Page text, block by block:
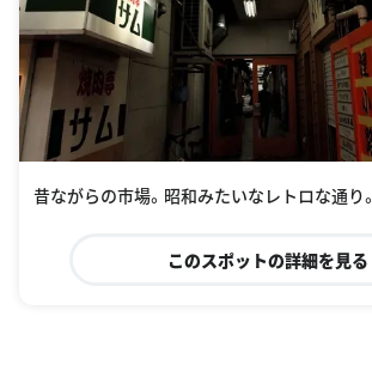
昔ながらの市場。昭和みたいなレトロな通り。
このスポットの詳細を見る